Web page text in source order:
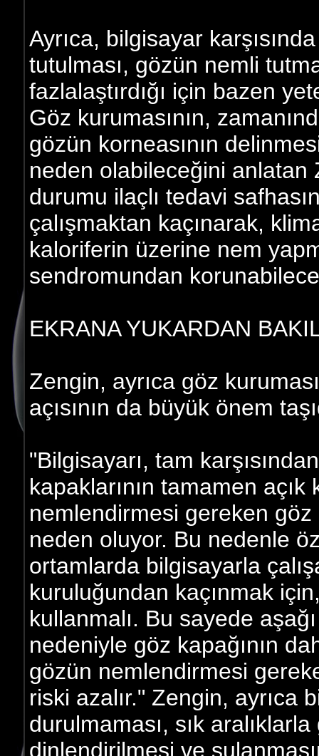
Ayrıca, bilgisayar
tutulması, gözün nemli
fazlalaştırdığı için bazen
Göz kurumasının,
gözün korneasının
neden olabileceğini anlatan
durumu ilaçlı tedavi
çalışmaktan kaçınarak,
kaloriferin üzerine nem
sendromundan
EKRANA YUKARDAN
Zengin, ayrıca göz
açısının da büyük önem
"Bilgisayarı, tam
kapaklarının tamamen
nemlendirmesi gereken göz
neden oluyor. Bu nedenle
ortamlarda bilgisayarla
kuruluğundan kaçınmak
kullanmalı. Bu sayede
nedeniyle göz kapağının
gözün nemlendirmesi
riski azalır." Zengin, ayrıca
durulmaması, sık
dinlendirilmesi ve